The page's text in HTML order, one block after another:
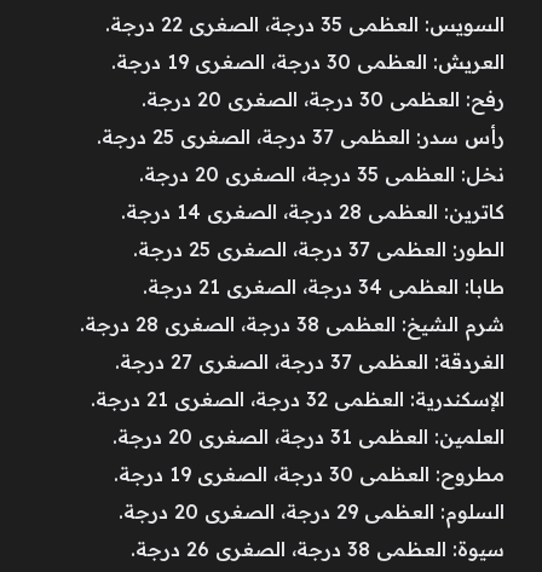
السويس: العظمى 35 درجة، الصغرى 22 درجة.
العريش: العظمى 30 درجة، الصغرى 19 درجة.
رفح: العظمى 30 درجة، الصغرى 20 درجة.
رأس سدر: العظمى 37 درجة، الصغرى 25 درجة.
نخل: العظمى 35 درجة، الصغرى 20 درجة.
كاترين: العظمى 28 درجة، الصغرى 14 درجة.
الطور: العظمى 37 درجة، الصغرى 25 درجة.
طابا: العظمى 34 درجة، الصغرى 21 درجة.
شرم الشيخ: العظمى 38 درجة، الصغرى 28 درجة.
الغردقة: العظمى 37 درجة، الصغرى 27 درجة.
الإسكندرية: العظمى 32 درجة، الصغرى 21 درجة.
العلمين: العظمى 31 درجة، الصغرى 20 درجة.
مطروح: العظمى 30 درجة، الصغرى 19 درجة.
السلوم: العظمى 29 درجة، الصغرى 20 درجة.
سيوة: العظمى 38 درجة، الصغرى 26 درجة.